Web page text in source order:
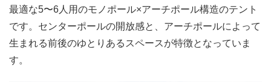
最適な5〜6人用のモノポール×アーチポール構造のテント
です。センターポールの開放感と、アーチポールによって
生まれる前後のゆとりあるスペースが特徴となっていま
す。